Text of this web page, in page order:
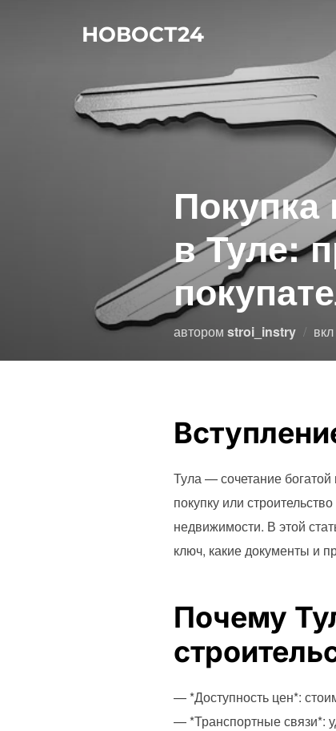
НОВОСТ24
в Туле:
автором stroi_instry вкл
Тула — сочетание
покупку или
недвижимости. В этой
ключ, какие документы и
Почему
— *Доступность цен*:
— *Транспортные связи*: